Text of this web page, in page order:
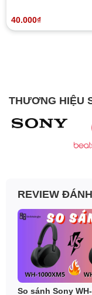
40.000₫
THƯƠNG HIỆU
REVIEW
So sánh Sony